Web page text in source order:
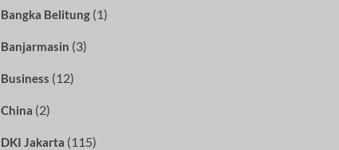
Bangka Belitung(1)
Banjarmasin (3)
Business (12)
China (2)
DKI Jakarta (115)